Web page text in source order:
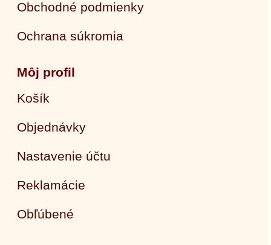
Obchodné podmienky
Ochrana súkromia
Môj profil
Košík
Objednávky
Nastavenie účtu
Reklamácie
Obľúbené